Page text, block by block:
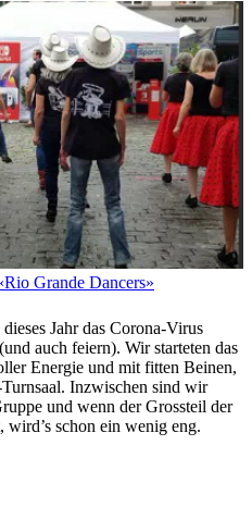
Grande Dancers»
Jahr das Corona-Virus
auch feiern). Wir starteten das
Energie und mit fitten Beinen,
Inzwischen sind wir
und wenn der Grossteil der
wird’s schon ein wenig eng.